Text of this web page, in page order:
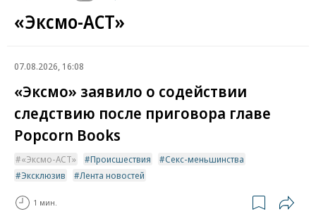
«Эксмо-АСТ»
07.08.2026, 16:08
«Эксмо» заявило о содействии
следствию после приговора главе
Popcorn Books
«Эксмо-АСТ» Происшествия
Секс-меньшинства
Эксклюзив
Лента новостей
1 мин.